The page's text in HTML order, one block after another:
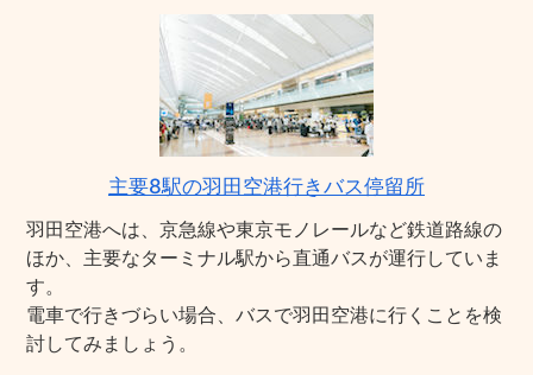
主要8駅の羽田空港行きバス停留所
羽田空港へは、京急線や東京モノレールなど鉄道路線の
ほか、主要なターミナル駅から直通バスが運行していま
す。
電車で行きづらい場合、バスで羽田空港に行くことを検
討してみましょう。